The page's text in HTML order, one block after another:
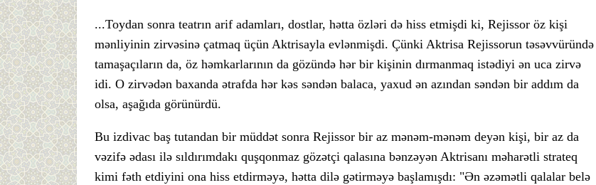
...Toydan sonra teatrın arif adamları, dostlar, hətta özləri də hiss etmişdi ki, Rejissor öz kişi
mənliyinin zirvəsinə çatmaq üçün Aktrisayla evlənmişdi. Çünki Aktrisa Rejissorun təsəvvüründə
tamaşaçıların da, öz həmkarlarının da gözündə hər bir kişinin dırmanmaq istədiyi ən uca zirvə
idi. O zirvədən baxanda ətrafda hər kəs səndən balaca, yaxud ən azından səndən bir addım da
olsa, aşağıda görünürdü.
Bu izdivac baş tutandan bir müddət sonra Rejissor bir az mənəm-mənəm deyən kişi, bir az da
vəzifə ədası ilə sıldırımdakı quşqonmaz gözətçi qalasına bənzəyən Aktrisanı məharətli strateq
kimi fəth etdiyini ona hiss etdirməyə, hətta dilə gətirməyə başlamışdı: "Ən əzəmətli qalalar belə